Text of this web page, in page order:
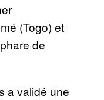
(Togo) et
de
a validé une